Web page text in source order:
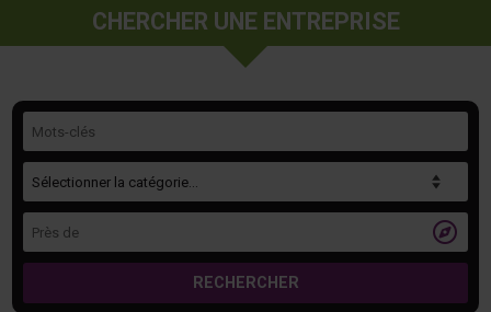
CHERCHER UNE ENTREPRISE

RECHERCHER